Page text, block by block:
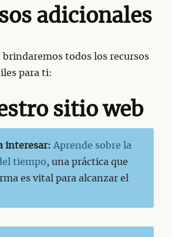
adicionales
brindaremos todos los recursos
para ti:
sitio web
interesar: Aprende sobre la
tiempo, una práctica que
es vital para alcanzar el